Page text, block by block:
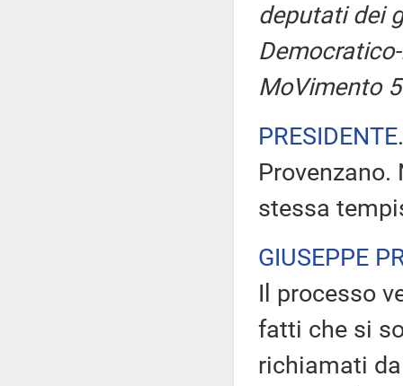
deputati dei
MoVimento
PRESIDENTE
stessa
GIUSEPPE
Il processo
fatti che si
richiamati